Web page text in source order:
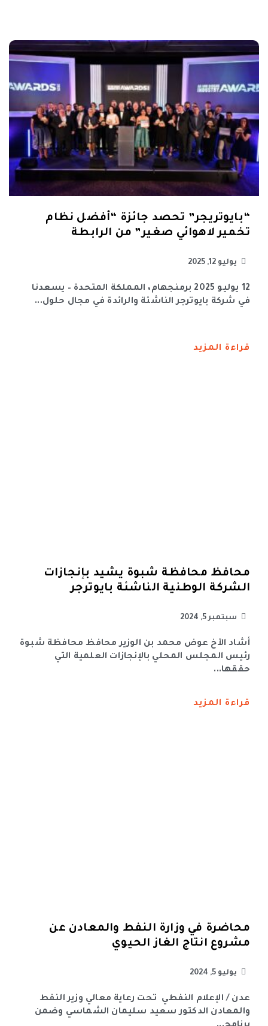
“بايوتريجر” تحصد جائزة “أفضل نظام
تخمير لاهوائي صغير” من الرابطة
يوليو 12, 2025
12 يوليو 2025 برمنجهام، المملكة المتحدة – يسعدنا
في شركة بايوترجر الناشئة والرائدة في مجال حلول...
قراءة المزيد
محافظ محافظة شبوة يشيد بإنجازات
الشركة الوطنية الناشئة بايوترجر
سبتمبر 5, 2024
أشاد الأخ عوض محمد بن الوزير محافظ محافظة شبوة
رئيس المجلس المحلي بالإنجازات العلمية التي
حققها...
قراءة المزيد
محاضرة في وزارة النفط والمعادن عن
مشروع انتاج الغاز الحيوي
يوليو 5, 2024
عدن / الإعلام النفطي تحت رعاية معالي وزير النفط
والمعادن الدكتور سعيد سليمان الشماسي وضمن